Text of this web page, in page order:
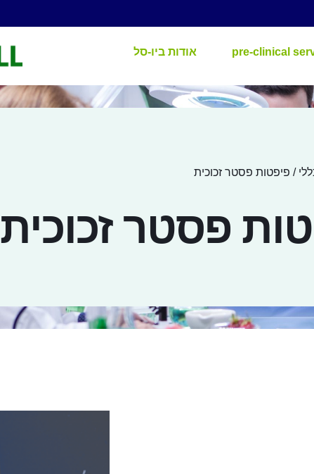
pre-clinical
אודות ביו-סל
/ פיפטות פסטר זכוכית
פסטר זכוכית